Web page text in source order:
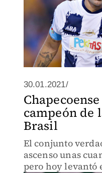
30.01.2021/
campeón de
Brasil
El conjunto
ascenso unas
pero hoy levantó